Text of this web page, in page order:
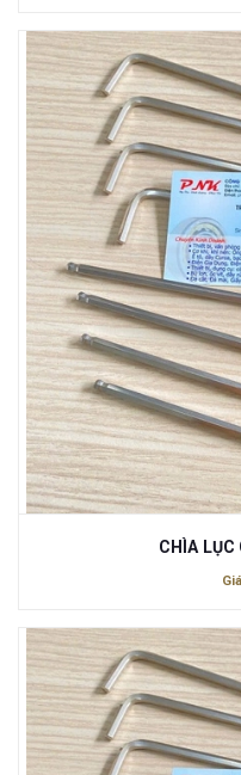
CHÌA